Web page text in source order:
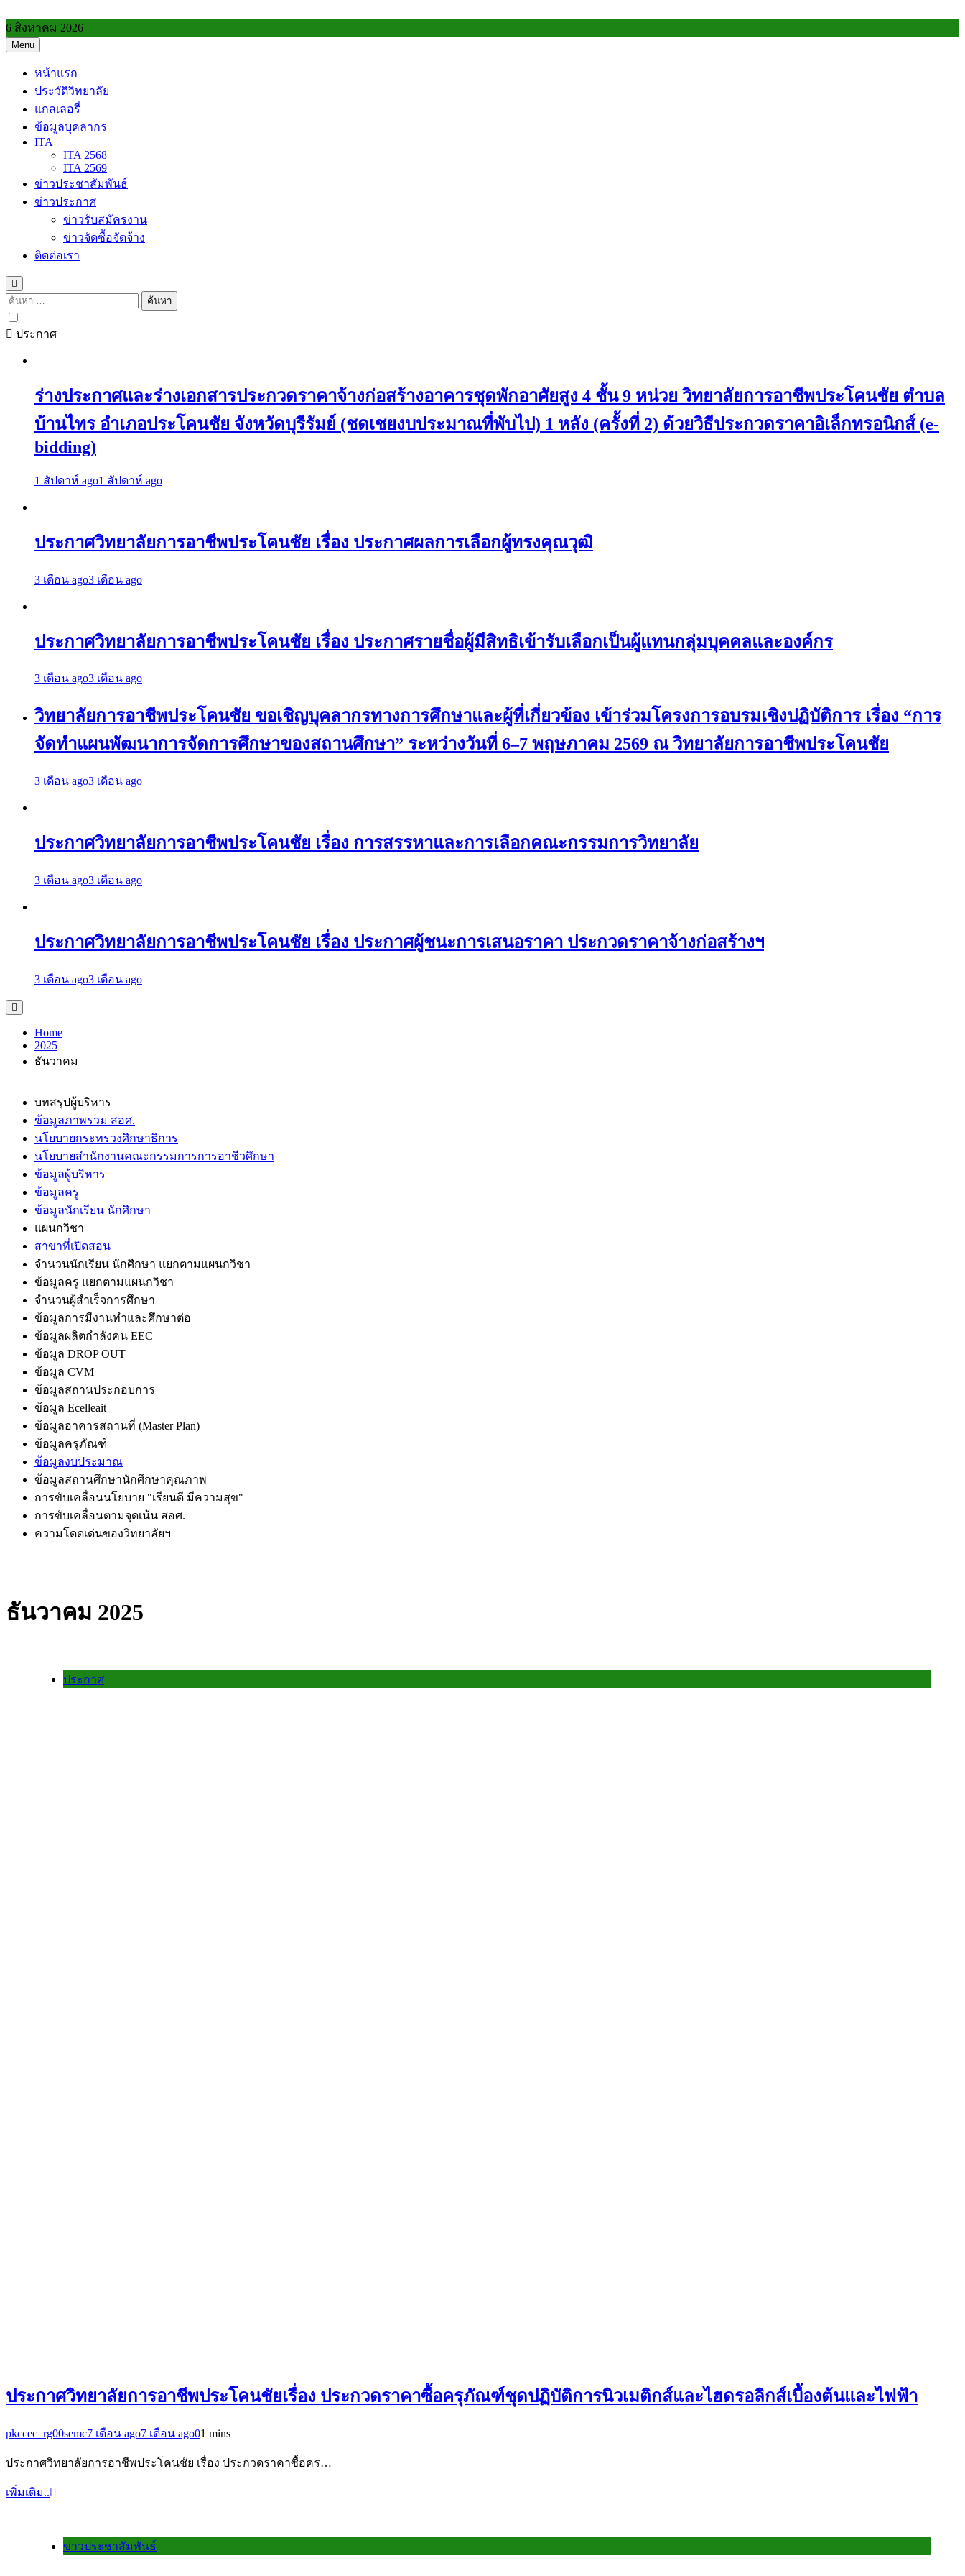
to
content
6 สิงหาคม 2026
Menu
หน้าแรก
ประวัติวิทยาลัย
แกลเลอรี่
ข้อมูลบุคลากร
ITA
ITA 2568
ITA 2569
ข่าวประชาสัมพันธ์
ข่าวประกาศ
ข่าวรับสมัครงาน
ข่าวจัดซื้อจัดจ้าง
ติดต่อเรา
ค้นหา
สำหรับ:
ประกาศ
ร่างประกาศและร่างเอกสารประกวดราคาจ้างก่อสร้างอาคารชุดพักอาศัยสูง 4 ชั้น 9 หน่วย วิทยาลัยการอาชีพประโคนชัย ตำบล
บ้านไทร อำเภอประโคนชัย จังหวัดบุรีรัมย์ (ชดเชยงบประมาณที่พับไป) 1 หลัง (ครั้งที่ 2) ด้วยวิธีประกวดราคาอิเล็กทรอนิกส์ (e-
bidding)
1 สัปดาห์ ago1 สัปดาห์ ago
ประกาศวิทยาลัยการอาชีพประโคนชัย เรื่อง ประกาศผลการเลือกผู้ทรงคุณวุฒิ
3 เดือน ago3 เดือน ago
ประกาศวิทยาลัยการอาชีพประโคนชัย เรื่อง ประกาศรายชื่อผู้มีสิทธิเข้ารับเลือกเป็นผู้แทนกลุ่มบุคคลและองค์กร
3 เดือน ago3 เดือน ago
วิทยาลัยการอาชีพประโคนชัย ขอเชิญบุคลากรทางการศึกษาและผู้ที่เกี่ยวข้อง เข้าร่วมโครงการอบรมเชิงปฏิบัติการ เรื่อง “การ
จัดทำแผนพัฒนาการจัดการศึกษาของสถานศึกษา” ระหว่างวันที่ 6–7 พฤษภาคม 2569 ณ วิทยาลัยการอาชีพประโคนชัย
3 เดือน ago3 เดือน ago
ประกาศวิทยาลัยการอาชีพประโคนชัย เรื่อง การสรรหาและการเลือกคณะกรรมการวิทยาลัย
3 เดือน ago3 เดือน ago
ประกาศวิทยาลัยการอาชีพประโคนชัย เรื่อง ประกาศผู้ชนะการเสนอราคา ประกวดราคาจ้างก่อสร้างฯ
3 เดือน ago3 เดือน ago
Home
2025
ธันวาคม
บทสรุปผู้บริหาร
ข้อมูลภาพรวม สอศ.
นโยบายกระทรวงศึกษาธิการ
นโยบายสำนักงานคณะกรรมการการอาชีวศึกษา
ข้อมูลผู้บริหาร
ข้อมูลครู
ข้อมูลนักเรียน นักศึกษา
แผนกวิชา
สาขาที่เปิดสอน
จำนวนนักเรียน นักศึกษา แยกตามแผนกวิชา
ข้อมูลครู แยกตามแผนกวิชา
จำนวนผู้สำเร็จการศึกษา
ข้อมูลการมีงานทำและศึกษาต่อ
ข้อมูลผลิตกำลังคน EEC
ข้อมูล DROP OUT
ข้อมูล CVM
ข้อมูลสถานประกอบการ
ข้อมูล Ecelleait
ข้อมูลอาคารสถานที่ (Master Plan)
ข้อมูลครุภัณฑ์
ข้อมูลงบประมาณ
ข้อมูลสถานศึกษานักศึกษาคุณภาพ
การขับเคลื่อนนโยบาย "เรียนดี มีความสุข"
การขับเคลื่อนตามจุดเน้น สอศ.
ความโดดเด่นของวิทยาลัยฯ
ธันวาคม 2025
ประกาศ
ประกาศวิทยาลัยการอาชีพประโคนชัยเรื่อง ประกวดราคาซื้อครุภัณฑ์ชุดปฏิบัติการนิวเมติกส์และไฮดรอลิกส์เบื้องต้นและไฟฟ้า
pkccec_rg00semc7 เดือน ago7 เดือน ago01 mins
ประกาศวิทยาลัยการอาชีพประโคนชัย เรื่อง ประกวดราคาซื้อคร…
เพิ่มเติม..
ข่าวประชาสัมพันธ์